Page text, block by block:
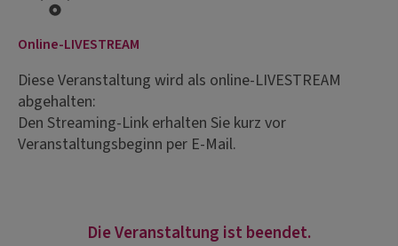
Online-LIVESTREAM
Diese Veranstaltung wird als online-LIVESTREAM
abgehalten:
Den Streaming-Link erhalten Sie kurz vor
Veranstaltungsbeginn per E-Mail.
Die Veranstaltung ist beendet.